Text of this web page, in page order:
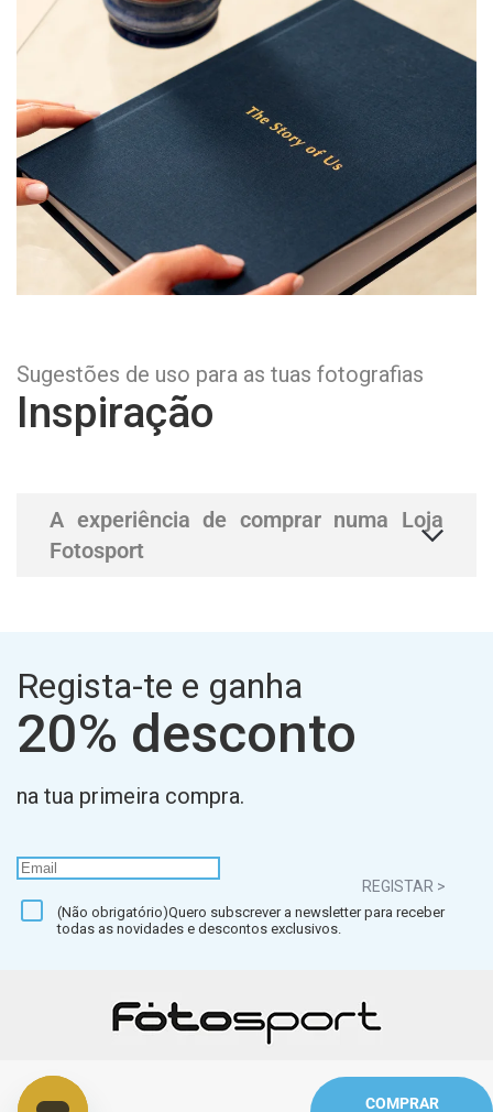
COMPRAR
Sugestões de uso para as tuas fotografias
Inspiração
A experiência de comprar numa Loja
Fotosport
Regista-te e ganha
20% desconto
na tua primeira compra.
REGISTAR >
(Não obrigatório)Quero subscrever a newsletter para receber
todas as novidades e descontos exclusivos.